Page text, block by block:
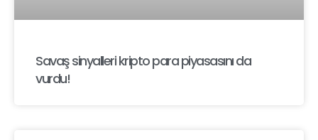
Savaş sinyalleri kripto para piyasasını da
vurdu!